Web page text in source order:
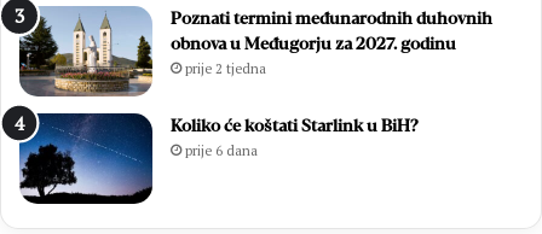
Poznati termini međunarodnih duhovnih
obnova u Međugorju za 2027. godinu
prije 2 tjedna
Koliko će koštati Starlink u BiH?
prije 6 dana